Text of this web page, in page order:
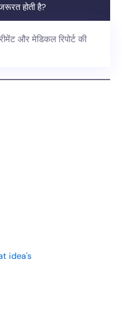
होती है?
और मेडिकल रिपोर्ट की
idea's